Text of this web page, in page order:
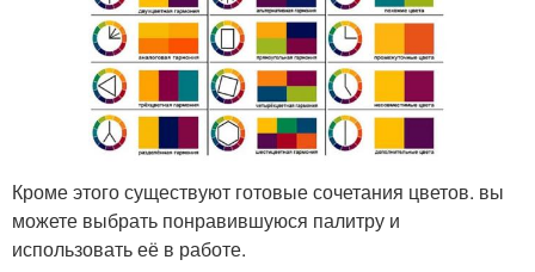
Кроме этого существуют готовые сочетания цветов. вы
можете выбрать понравившуюся палитру и
использовать её в работе.